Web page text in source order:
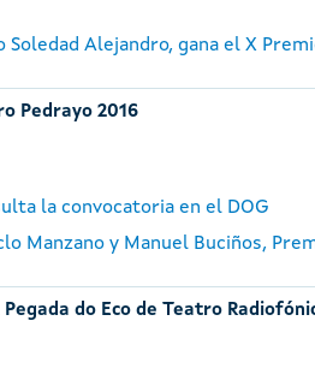
Soledad Alejandro, gana el X
Pedrayo 2016
la convocatoria en el DOG
Manzano y Manuel Buciños,
do Eco de Teatro